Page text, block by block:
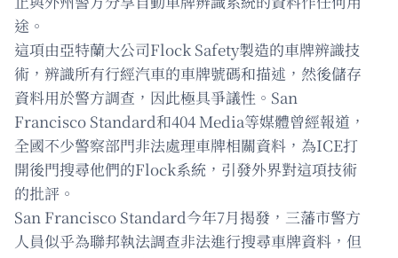
途。
這項由亞特蘭大公司Flock Safety製造的車牌辨識技
術，辨識所有行經汽車的車牌號碼和描述，然後儲存
資料用於警方調查，因此極具爭議性。San
Francisco Standard和404 Media等媒體曾經報道，
全國不少警察部門非法處理車牌相關資料，為ICE打
開後門搜尋他們的Flock系統，引發外界對這項技術
的批評。
San Francisco Standard今年7月揭發，三藩市警方
人員似乎為聯邦執法調查非法進行搜尋車牌資料，但